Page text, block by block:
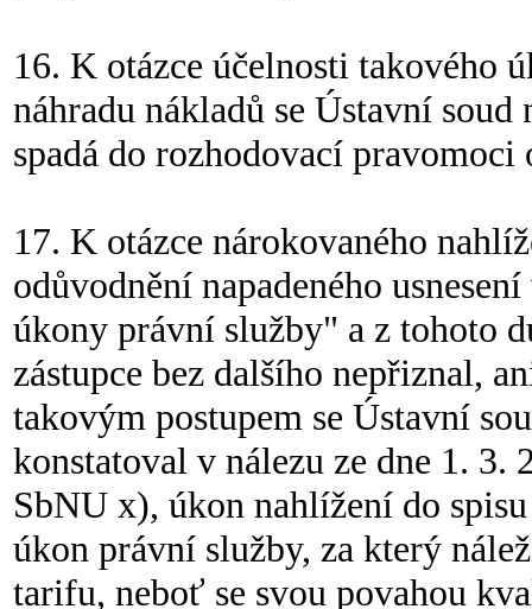
16. K otázce účelnosti takového
náhradu nákladů se Ústavní
spadá do rozhodovací pravomoci
17. K otázce nárokovaného
odůvodnění napadeného
úkony právní služby" a z tohoto
zástupce bez dalšího nepřiznal,
takovým postupem se Ústavní
konstatoval v nálezu ze dne 1. 3.
SbNU x), úkon nahlížení do
úkon právní služby, za který
tarifu, neboť se svou povahou